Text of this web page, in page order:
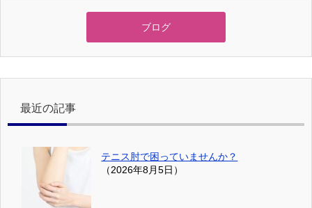
ブログ
最近の記事
テニス肘で困っていませんか？
（2026年8月5日）